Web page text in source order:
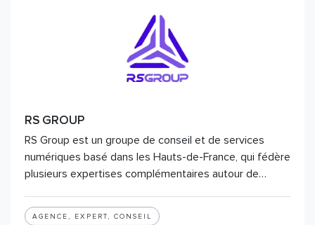
RS GROUP
RS Group est un groupe de conseil et de services
numériques basé dans les Hauts-de-France, qui fédère
plusieurs expertises complémentaires autour de…
AGENCE, EXPERT, CONSEIL